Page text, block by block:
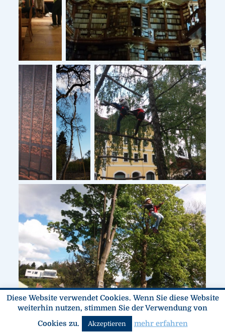
Diese Website verwendet Cookies. Wenn Sie diese Website
weiterhin nutzen, stimmen Sie der Verwendung von
Cookies zu.
Akzeptieren mehr erfahren